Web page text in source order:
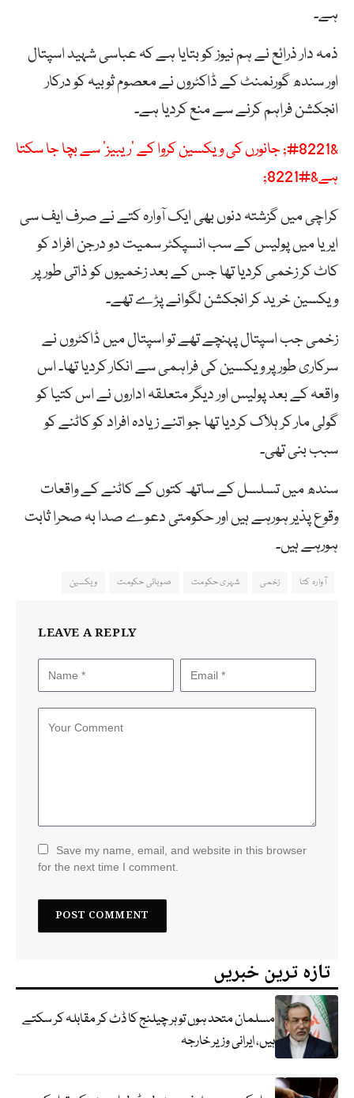
ہے۔
ذمہ دار ذرائع نے ہم نیوز کو بتایا ہے کہ عباسی شہید اسپتال
اور سندھ گورنمنٹ کے ڈاکٹروں نے معصوم ثوبیہ کو درکار
انجکشن فراہم کرنے سے منع کردیا ہے۔
&#8221; جانورں کی ویکسین کروا کے ’ریبیز‘ سے بچا جا سکتا
ہے&#8221;
کراچی میں گزشتہ دنوں بھی ایک آوارہ کتے نے صرف ایف سی
ایریا میں پولیس کے سب انسپکٹر سمیت دو درجن افراد کو
کاٹ کر زخمی کردیا تھا جس کے بعد زخمیوں کو ذاتی طور پر
ویکسین خرید کر انجکشن لگوانے پڑے تھے۔
زخمی جب اسپتال پہنچے تھے تو اسپتال میں ڈاکٹروں نے
سرکاری طور پر ویکسین کی فراہمی سے انکار کردیا تھا۔ اس
واقعہ کے بعد پولیس اور دیگر متعلقہ اداروں نے اس کتیا کو
گولی مار کر ہلاک کردیا تھا جو اتنے زیادہ افراد کو کاٹنے کو
سبب بنی تھی۔
سندھ میں تسلسل کے ساتھ کتوں کے کاٹنے کے واقعات
وقوع پذیر ہورہے ہیں اور حکومتی دعوے صدا بہ صحرا ثابت
ہورہے ہیں۔
آوارہ کتا زخمی شہری حکومت صوبائی حکومت ویکسین
LEAVE A REPLY
Save my name, email, and website in this browser
for the next time I comment.
تازہ ترین خبریں
مسلمان متحد ہوں تو ہر چیلنج کا ڈٹ کر مقابلہ کر سکتے
ہیں، ایرانی وزیر خارجہ